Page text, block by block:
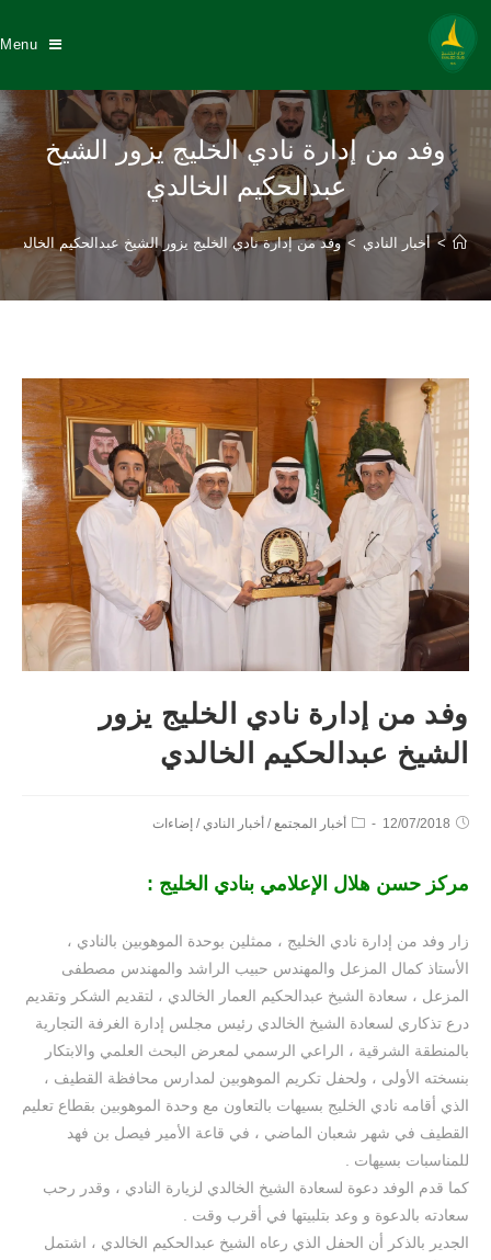
Menu
وفد من إدارة نادي الخليج يزور الشيخ
عبدالحكيم الخالدي
> أخبار النادي > وفد من إدارة نادي الخليج يزور الشيخ عبدالحكيم الخالدي
وفد من إدارة نادي الخليج يزور
الشيخ عبدالحكيم الخالدي
12/07/2018 أخبار المجتمع / أخبار النادي / إضاءات
مركز حسن هلال الإعلامي بنادي الخليج :
زار وفد من إدارة نادي الخليج ، ممثلين بوحدة الموهوبين بالنادي ،
الأستاذ كمال المزعل والمهندس حبيب الراشد والمهندس مصطفى
المزعل ، سعادة الشيخ عبدالحكيم العمار الخالدي ، لتقديم الشكر وتقديم
درع تذكاري لسعادة الشيخ الخالدي رئيس مجلس إدارة الغرفة التجارية
بالمنطقة الشرقية ، الراعي الرسمي لمعرض البحث العلمي والابتكار
بنسخته الأولى ، ولحفل تكريم الموهوبين لمدارس محافظة القطيف ،
الذي أقامه نادي الخليج بسيهات بالتعاون مع وحدة الموهوبين بقطاع تعليم
القطيف في شهر شعبان الماضي ، في قاعة الأمير فيصل بن فهد
للمناسبات بسيهات .
كما قدم الوفد دعوة لسعادة الشيخ الخالدي لزيارة النادي ، وقدر رحب
سعادته بالدعوة و وعد بتلبيتها في أقرب وقت .
الجدير بالذكر أن الحفل الذي رعاه الشيخ عبدالحكيم الخالدي ، اشتمل